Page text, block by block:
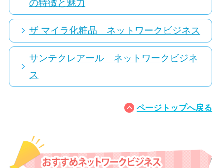
の特徴と魅力
ザ マイラ化粧品 ネットワークビジネス
サンテクレアール ネットワークビジネ
ス
ページトップへ戻る